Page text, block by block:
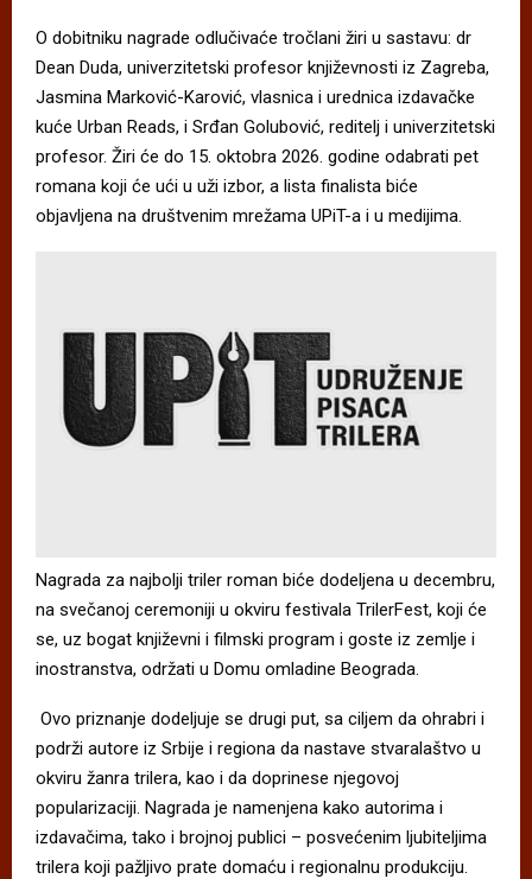
O dobitniku nagrade odlučivaće tročlani žiri u sastavu: dr
Dean Duda, univerzitetski profesor književnosti iz Zagreba,
Jasmina Marković-Karović, vlasnica i urednica izdavačke
kuće Urban Reads, i Srđan Golubović, reditelj i univerzitetski
profesor. Žiri će do 15. oktobra 2026. godine odabrati pet
romana koji će ući u uži izbor, a lista finalista biće
objavljena na društvenim mrežama UPiT-a i u medijima.
Nagrada za najbolji triler roman biće dodeljena u decembru,
na svečanoj ceremoniji u okviru festivala TrilerFest, koji će
se, uz bogat književni i filmski program i goste iz zemlje i
inostranstva, održati u Domu omladine Beograda.
Ovo priznanje dodeljuje se drugi put, sa ciljem da ohrabri i
podrži autore iz Srbije i regiona da nastave stvaralaštvo u
okviru žanra trilera, kao i da doprinese njegovoj
popularizaciji. Nagrada je namenjena kako autorima i
izdavačima, tako i brojnoj publici – posvećenim ljubiteljima
trilera koji pažljivo prate domaću i regionalnu produkciju.